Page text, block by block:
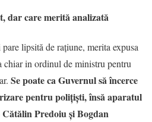
dar care merită analizată
lipsită de rațiune, merita expusa
chiar in ordinul de ministru pentru
Se poate ca Guvernul să încerce
pentru polițiști, însă aparatul
Predoiu și Bogdan